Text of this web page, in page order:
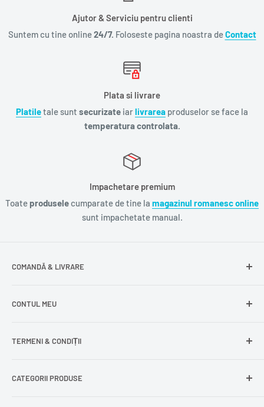
Ajutor & Serviciu pentru clienti
Suntem cu tine online24/7. Foloseste pagina noastra deContact
Plata si livrare
Platiletale sunt securizate iarlivrarea produselor se face la
temperatura controlata.
Impachetare premium
Toate produsele cumparate de tine la magazinul romanesc online
sunt impachetate manual.
COMANDĂ & LIVRARE
Livrare gratuită
CONTUL MEU
Comenzile mele
Cont nou
TERMENI & CONDIȚII
Politica de returnare
CATEGORII PRODUSE